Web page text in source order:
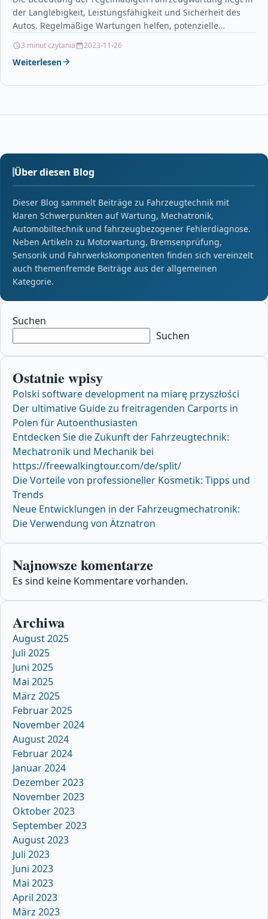
der Langlebigkeit, Leistungsfähigkeit und Sicherheit des
Autos. Regelmäßige Wartungen helfen, potenzielle
3 minut czytania 2023-11-26
Weiterlesen
Über diesen Blog
Dieser Blog sammelt Beiträge zu Fahrzeugtechnik mit
klaren Schwerpunkten auf Wartung, Mechatronik,
Automobiltechnik und fahrzeugbezogener Fehlerdiagnose.
Neben Artikeln zu Motorwartung, Bremsenprüfung,
Sensorik und Fahrwerkskomponenten finden sich vereinzelt
auch themenfremde Beiträge aus der allgemeinen
Kategorie.
Suchen
Suchen
Ostatnie wpisy
Polski software development na miarę przyszłości
Der ultimative Guide zu freitragenden Carports in
Polen für Autoenthusiasten
Entdecken Sie die Zukunft der Fahrzeugtechnik:
Mechatronik und Mechanik bei
https://freewalkingtour.com/de/split/
Die Vorteile von professioneller Kosmetik: Tipps und
Trends
Neue Entwicklungen in der Fahrzeugmechatronik:
Die Verwendung von Ätznatron
Najnowsze komentarze
Es sind keine Kommentare vorhanden.
Archiwa
August 2025
Juli 2025
Juni 2025
Mai 2025
März 2025
Februar 2025
November 2024
August 2024
Februar 2024
Januar 2024
Dezember 2023
November 2023
Oktober 2023
September 2023
August 2023
Juli 2023
Juni 2023
Mai 2023
April 2023
März 2023